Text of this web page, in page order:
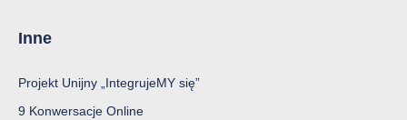
odsłuchy nagrań i praca z materiałami audio,
Inne
Projekt Unijny „IntegrujeMY się”
9 Konwersacje Online